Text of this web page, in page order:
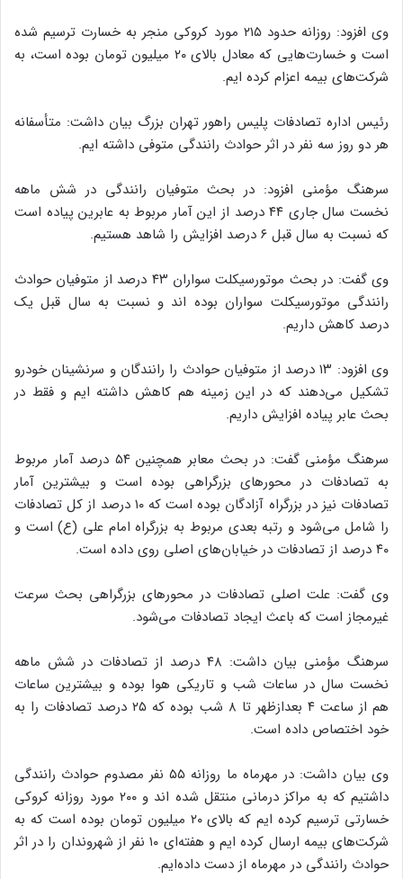
وی افزود: روزانه حدود ۲۱۵ مورد کروکی منجر به خسارت ترسیم شده
است و خسارت‌هایی که معادل بالای ۲۰ میلیون تومان بوده است، به
شرکت‌های بیمه اعزام کرده ایم.
رئیس اداره تصادفات پلیس راهور تهران بزرگ بیان داشت: متأسفانه
هر دو روز سه نفر در اثر حوادث رانندگی متوفی داشته ایم.
سرهنگ مؤمنی افزود: در بحث متوفیان رانندگی در شش ماهه
نخست سال جاری ۴۴ درصد از این آمار مربوط به عابرین پیاده است
که نسبت به سال قبل ۶ درصد افزایش را شاهد هستیم.
وی گفت: در بحث موتورسیکلت سواران ۴۳ درصد از متوفیان حوادث
رانندگی موتورسیکلت سواران بوده اند و نسبت به سال قبل یک
درصد کاهش داریم.
وی افزود: ۱۳ درصد از متوفیان حوادث را رانندگان و سرنشینان خودرو
تشکیل می‌دهند که در این زمینه هم کاهش داشته ایم و فقط در
بحث عابر پیاده افزایش داریم.
سرهنگ مؤمنی گفت: در بحث معابر همچنین ۵۴ درصد آمار مربوط
به تصادفات در محورهای بزرگراهی بوده است و بیشترین آمار
تصادفات نیز در بزرگراه آزادگان بوده است که ۱۰ درصد از کل تصادفات
را شامل می‌شود و رتبه بعدی مربوط به بزرگراه امام علی (ع) است و
۴۰ درصد از تصادفات در خیابان‌های اصلی روی داده است.
وی گفت: علت اصلی تصادفات در محورهای بزرگراهی بحث سرعت
غیرمجاز است که باعث ایجاد تصادفات می‌شود.
سرهنگ مؤمنی بیان داشت: ۴۸ درصد از تصادفات در شش ماهه
نخست سال در ساعات شب و تاریکی هوا بوده و بیشترین ساعات
هم از ساعت ۴ بعدازظهر تا ۸ شب بوده که ۲۵ درصد تصادفات را به
خود اختصاص داده است.
وی بیان داشت: در مهرماه ما روزانه ۵۵ نفر مصدوم حوادث رانندگی
داشتیم که به مراکز درمانی منتقل شده اند و ۲۰۰ مورد روزانه کروکی
خسارتی ترسیم کرده ایم که بالای ۲۰ میلیون تومان بوده است که به
شرکت‌های بیمه ارسال کرده ایم و هفته‌ای ۱۰ نفر از شهروندان را در اثر
حوادث رانندگی در مهرماه از دست داده‌ایم.